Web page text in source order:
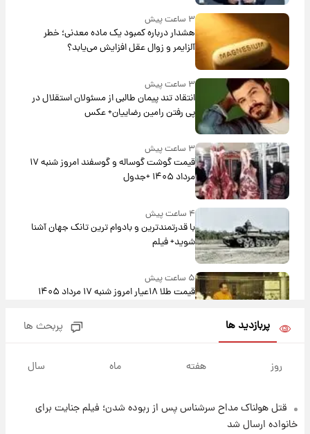
۳ ساعت پیش
هشدار درباره کمبود یک ماده معدنی؛ خطر
آلزایمر و زوال عقل افزایش می‌یابد؟
۳ ساعت پیش
انتقاد تند پیمان طالبی از مسئولان استقلال در
پی رفتن رامین رضاییان+ عکس
۳ ساعت پیش
قیمت گوشت گوساله و گوسفند امروز شنبه ۱۷
مرداد ۱۴۰۵ +جدول
۴ ساعت پیش
با قدرتمندترین و بادوام ترین تانک جهان آشنا
شوید+ فیلم
۵ ساعت پیش
قیمت طلا ۱۸عیار امروز شنبه ۱۷ مرداد ۱۴۰۵
۱۷ مرداد ۱۴۰۵
۱۹ ساعت پیش
پربازدید ها پربحث ها
روز هفته ماه سال
قتل هولناک مداح سرشناس پس از ربوده شدن؛ فیلم جنایت برای
خانواده ارسال شد